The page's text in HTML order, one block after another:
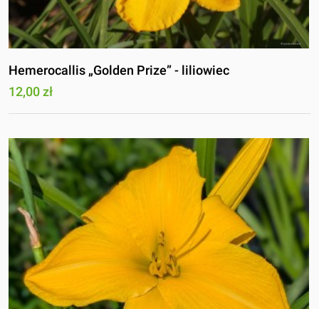
Hemerocallis „Golden Prize” - liliowiec
12,00 zł